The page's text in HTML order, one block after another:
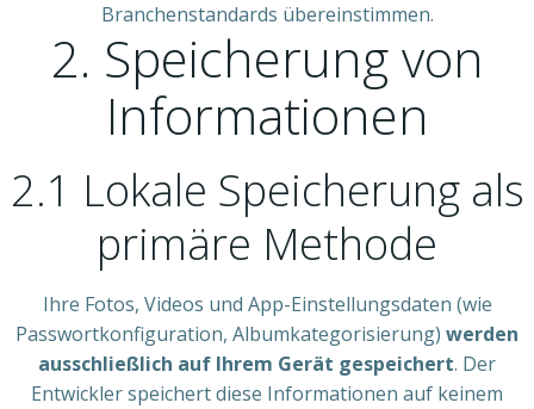
Branchenstandards übereinstimmen.
2. Speicherung von
Informationen
2.1 Lokale Speicherung als
primäre Methode
Ihre Fotos, Videos und App-Einstellungsdaten (wie
Passwortkonfiguration, Albumkategorisierung) werden
ausschließlich auf Ihrem Gerät gespeichert. Der
Entwickler speichert diese Informationen auf keinem